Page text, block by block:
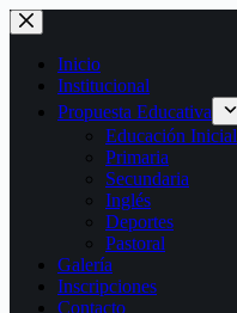
Saltar
al
contenido
Inicio
Institucional
Propuesta Educativa
Educación Inicial
Primaria
Secundaria
Inglés
Deportes
Pastoral
Galería
Inscripciones
Contacto